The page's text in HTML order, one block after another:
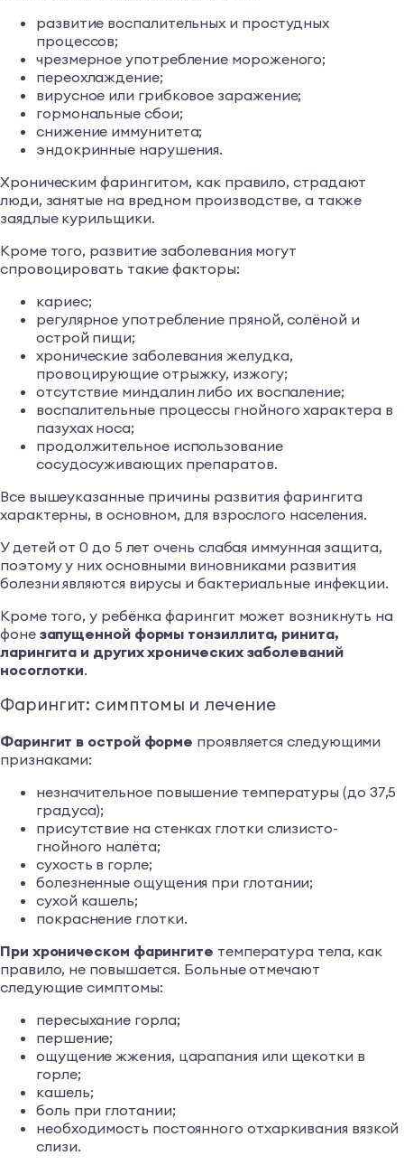
развитие воспалительных и простудных
процессов;
чрезмерное употребление мороженого;
переохлаждение;
вирусное или грибковое заражение;
гормональные сбои;
снижение иммунитета;
эндокринные нарушения.
Хроническим фарингитом, как правило, страдают
люди, занятые на вредном производстве, а также
заядлые курильщики.
Кроме того, развитие заболевания могут
спровоцировать такие факторы:
кариес;
регулярное употребление пряной, солёной и
острой пищи;
хронические заболевания желудка,
провоцирующие отрыжку, изжогу;
отсутствие миндалин либо их воспаление;
воспалительные процессы гнойного характера в
пазухах носа;
продолжительное использование
сосудосуживающих препаратов.
Все вышеуказанные причины развития фарингита
характерны, в основном, для взрослого населения.
У детей от 0 до 5 лет очень слабая иммунная защита,
поэтому у них основными виновниками развития
болезни являются вирусы и бактериальные инфекции.
Кроме того, у ребёнка фарингит может возникнуть на
фоне запущенной формы тонзиллита, ринита,
ларингита и других хронических заболеваний
носоглотки.
Фарингит: симптомы и лечение
Фарингит в острой форме проявляется следующими
признаками:
незначительное повышение температуры (до 37,5
градуса);
присутствие на стенках глотки слизисто-
гнойного налёта;
сухость в горле;
болезненные ощущения при глотании;
сухой кашель;
покраснение глотки.
При хроническом фарингите температура тела, как
правило, не повышается. Больные отмечают
следующие симптомы:
пересыхание горла;
першение;
ощущение жжения, царапания или щекотки в
горле;
кашель;
боль при глотании;
необходимость постоянного отхаркивания вязкой
слизи.